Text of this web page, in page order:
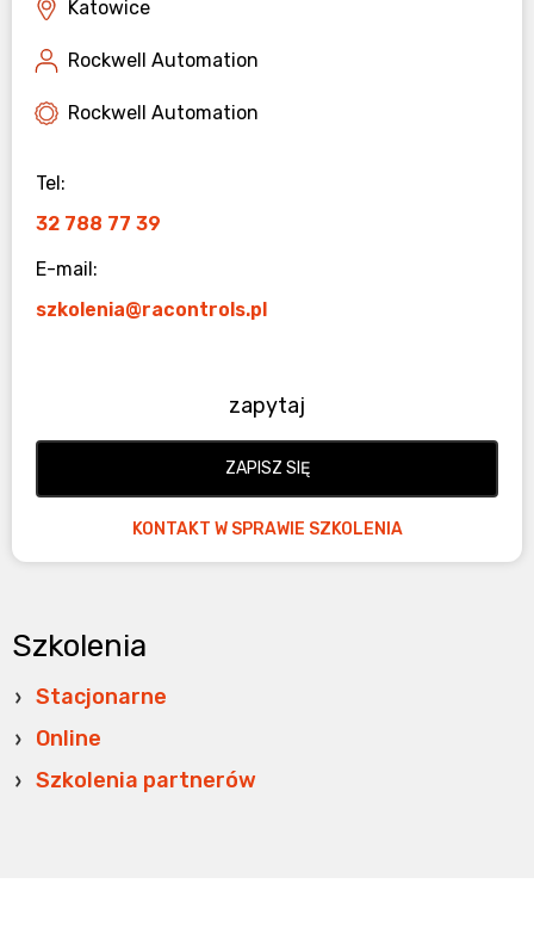
Katowice
Rockwell Automation
Rockwell Automation
Tel:
32 788 77 39
E-mail:
szkolenia@racontrols.pl
zapytaj
ZAPISZ SIĘ
KONTAKT W SPRAWIE SZKOLENIA
Szkolenia
Stacjonarne
Online
Szkolenia partnerów